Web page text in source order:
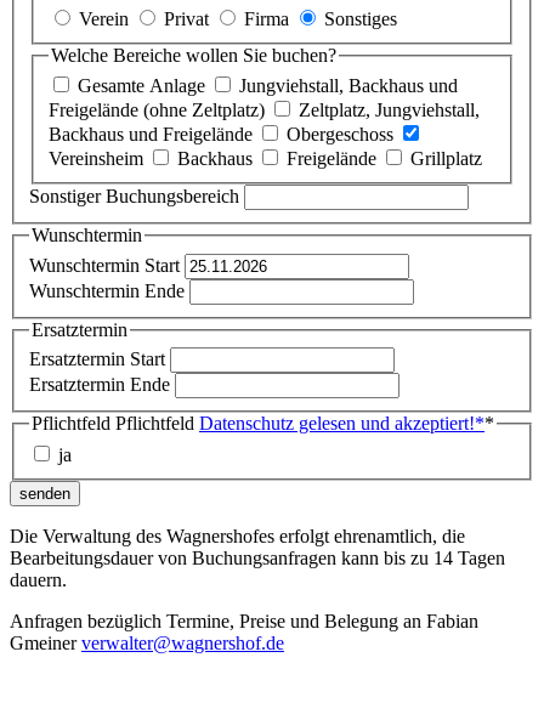
Verein
Privat Firma
Sonstiges
Welche Bereiche wollen Sie buchen?
Gesamte Anlage
Jungviehstall, Backhaus und
Freigelände (ohne Zeltplatz)
Zeltplatz, Jungviehstall,
Backhaus und Freigelände
Obergeschoss
Vereinsheim
Backhaus Freigelände
Grillplatz
Sonstiger Buchungsbereich
Wunschtermin
Wunschtermin Start
Wunschtermin Ende
Ersatztermin
Ersatztermin Start
Ersatztermin Ende
Pflichtfeld Pflichtfeld Datenschutz gelesen und akzeptiert!**
ja
senden
Die Verwaltung des Wagnershofes erfolgt ehrenamtlich, die
Bearbeitungsdauer von Buchungsanfragen kann bis zu 14 Tagen
dauern.
Anfragen bezüglich Termine, Preise und Belegung an Fabian
Gmeinerverwalter@wagnershof.de